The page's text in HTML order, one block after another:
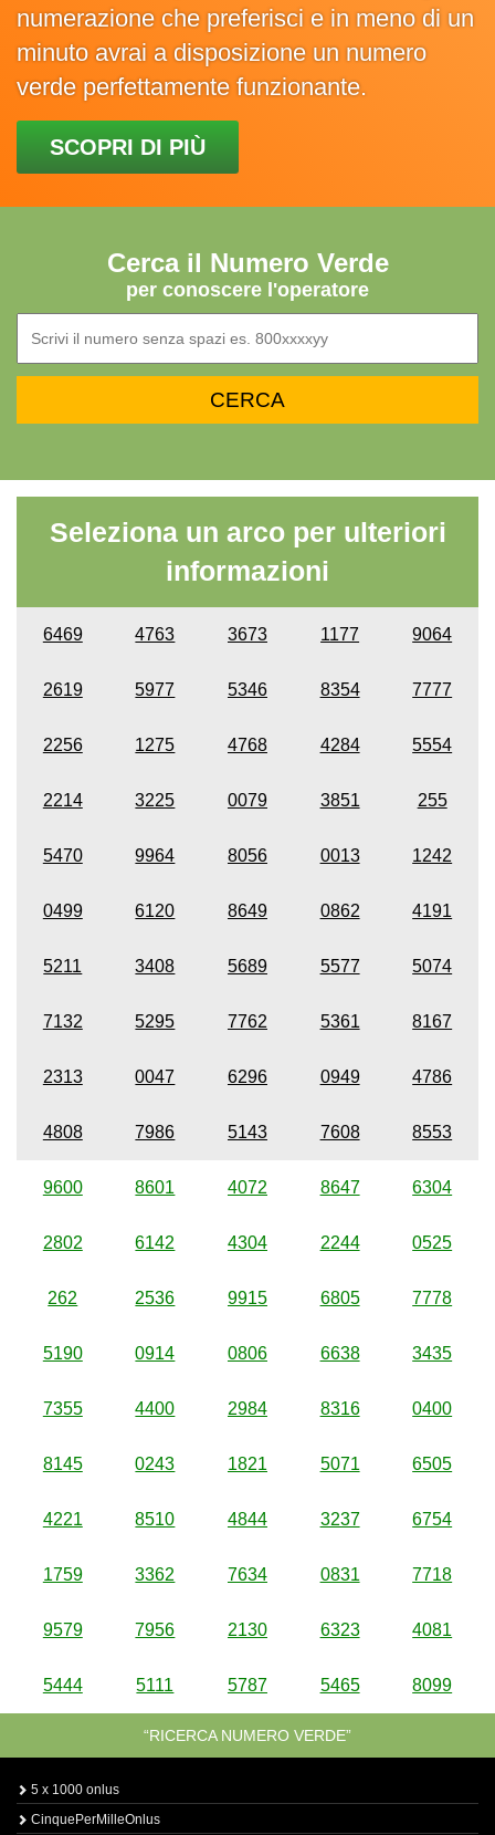
numerazione che preferisci e in meno di un
minuto avrai a disposizione un numero
verde perfettamente funzionante.
SCOPRI DI PIÙ
Cerca il Numero Verde
per conoscere l'operatore
Seleziona un arco per ulteriori
informazioni
6469 4763 3673 1177 9064
2619 5977 5346 8354 7777
2256 1275 4768 4284 5554
2214 3225 0079 3851 255
5470 9964 8056 0013 1242
0499 6120 8649 0862 4191
5211 3408 5689 5577 5074
7132 5295 7762 5361 8167
2313 0047 6296 0949 4786
4808 7986 5143 7608 8553
9600 8601 4072 8647 6304
2802 6142 4304 2244 0525
262 2536 9915 6805 7778
5190 0914 0806 6638 3435
7355 4400 2984 8316 0400
8145 0243 1821 5071 6505
4221 8510 4844 3237 6754
1759 3362 7634 0831 7718
9579 7956 2130 6323 4081
5444 5111 5787 5465 8099
“RICERCA NUMERO VERDE”
5 x 1000 onlus
CinquePerMilleOnlus